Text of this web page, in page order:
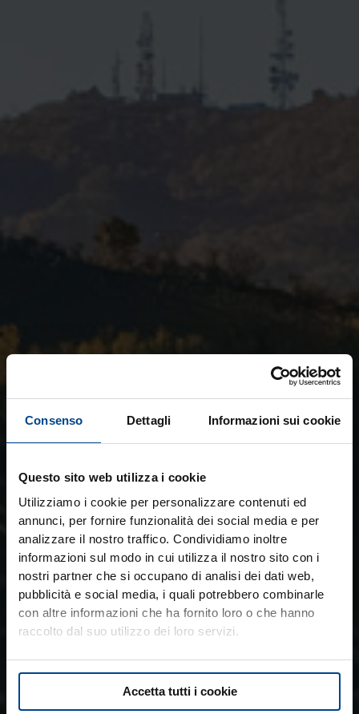
Consenso Dettagli Informazioni sui cookie
Questo sito web utilizza i cookie
Utilizziamo i cookie per personalizzare contenuti ed
annunci, per fornire funzionalità dei social media e per
analizzare il nostro traffico. Condividiamo inoltre
informazioni sul modo in cui utilizza il nostro sito con i
nostri partner che si occupano di analisi dei dati web,
pubblicità e social media, i quali potrebbero combinarle
con altre informazioni che ha fornito loro o che hanno
raccolto dal suo utilizzo dei loro servizi.
Accetta tutti i cookie